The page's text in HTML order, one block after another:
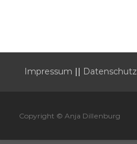
Impressum || Datenschutz
Copyright © Anja Dillenburg